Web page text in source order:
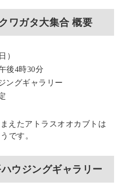
ワガタ大集合 概要
）
後4時30分
ングギャラリー
えたアトラスオオカブトは
です。
ウジングギャラリー